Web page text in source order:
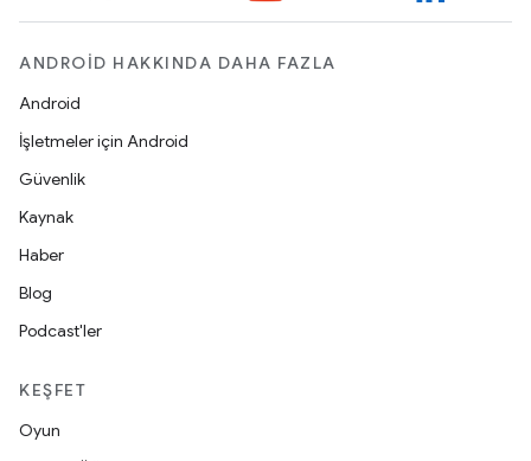
ANDROID HAKKINDA DAHA FAZLA
Android
İşletmeler için Android
Güvenlik
Kaynak
Haber
Blog
Podcast'ler
KEŞFET
Oyun